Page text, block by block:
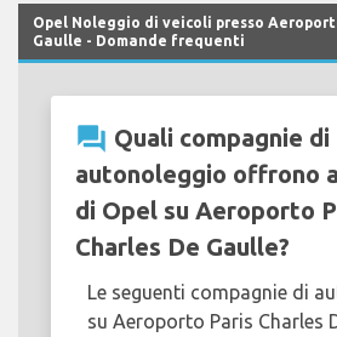
Opel Noleggio di veicoli presso
Gaulle - Domande frequenti
question_answer Quali compagnie di
autonoleggio offrono
di Opel su Aeroporto
Charles De Gaulle?
Le seguenti compagnie di
su Aeroporto Paris Charles